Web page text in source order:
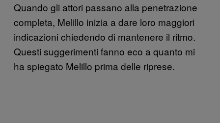
Quando gli attori passano alla penetrazione
completa, Melillo inizia a dare loro maggiori
indicazioni chiedendo di mantenere il ritmo.
Questi suggerimenti fanno eco a quanto mi
ha spiegato Melillo prima delle riprese.